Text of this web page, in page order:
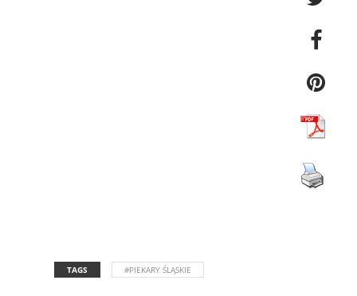
TAGS #PIEKARY ŚLĄSKIE